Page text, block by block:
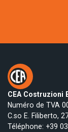
CEA Costruzioni
Numéro de TVA
C.so E. Filiberto,
Téléphone: +39